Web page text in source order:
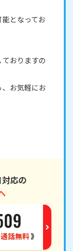
となってお
おりますの
お気軽にお
応の